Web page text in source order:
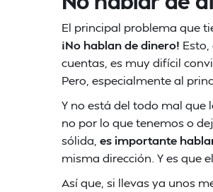
El principal problema que
¡No hablan de dinero!
cuentas, es muy difícil
Pero, especialmente al
Y no está del todo mal que
no por lo que tenemos o
sólida, es importante
misma dirección. Y es que
Así que, si llevas ya unos